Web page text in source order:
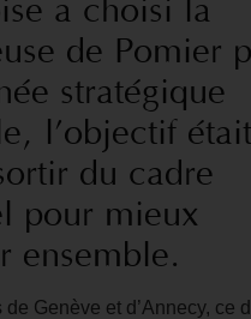
a choisi la
de Pomier
stratégique
l’objectif était
du cadre
pour mieux
ensemble.
de Genève et d’Annecy, ce